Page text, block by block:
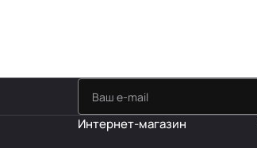
Интернет-магазин